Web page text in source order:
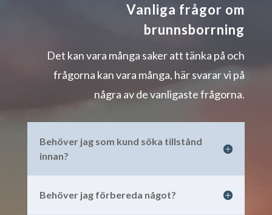
Vanliga frågor om
brunnsborrning
Det kan vara många saker att tänka på och
frågorna kan vara många, här svarar vi på
några av de vanligaste frågorna.
Behöver jag som kund söka tillstånd
innan?
Behöver jag förbereda något?